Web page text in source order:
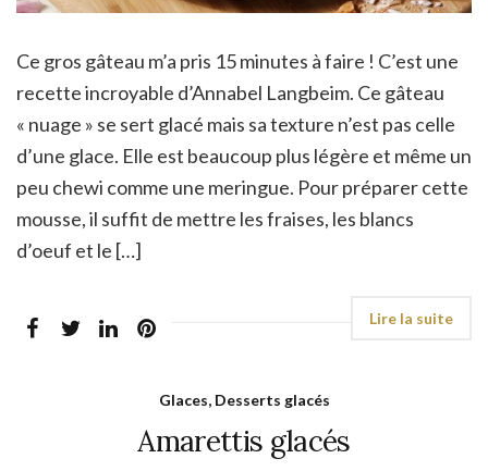
Ce gros gâteau m’a pris 15 minutes à faire ! C’est une
recette incroyable d’Annabel Langbeim. Ce gâteau
« nuage » se sert glacé mais sa texture n’est pas celle
d’une glace. Elle est beaucoup plus légère et même un
peu chewi comme une meringue. Pour préparer cette
mousse, il suffit de mettre les fraises, les blancs
d’oeuf et le […]
Glaces, Desserts glacés
Amarettis glacés